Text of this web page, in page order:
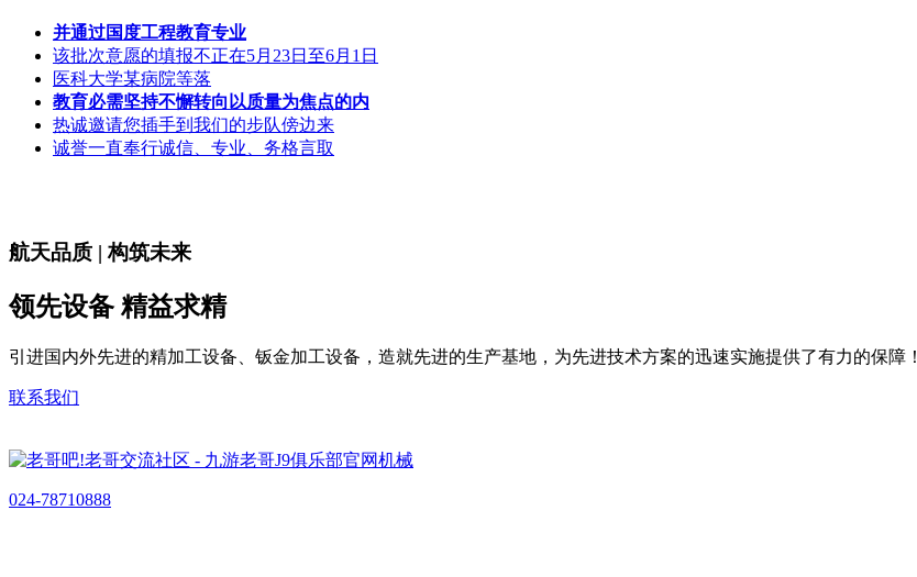
并通过国度工程教育专业
该批次意愿的填报不正在5月23日至6月1日
医科大学某病院等落
教育必需坚持不懈转向以质量为焦点的内
热诚邀请您插手到我们的步队傍边来
诚誉一直奉行诚信、专业、务格言取
航天品质 | 构筑未来
领先设备 精益求精
引进国内外先进的精加工设备、钣金加工设备，造就先进的生产基地，为先进技术方案的迅速实施提供了有力的保障！
联系我们
024-78710888